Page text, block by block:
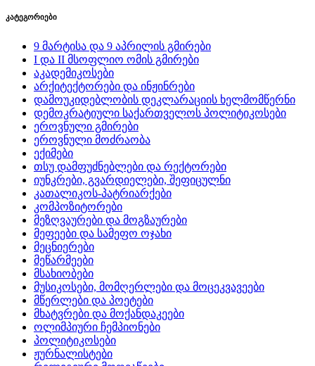
კატეგორიები
9 მარტისა და 9 აპრილის გმირები
I და II მსოფლიო ომის გმირები
აკადემიკოსები
არქიტექტორები და ინჟინრები
დამოუკიდებლობის დეკლარაციის ხელმომწერნი
დემოკრატიული საქართველოს პოლიტიკოსები
ეროვნული გმირები
ეროვნული მოძრაობა
ექიმები
თსუ დამფუძნებლები და რექტორები
იუნკრები, გვარდიელები, შეფიცულნი
კათალიკოს-პატრიარქები
კომპოზიტორები
მეზღვაურები და მოგზაურები
მეფეები და სამეფო ოჯახი
მეცნიერები
მეწარმეები
მსახიობები
მუსიკოსები, მომღერლები და მოცეკვავეები
მწერლები და პოეტები
მხატვრები და მოქანდაკეები
ოლიმპიური ჩემპიონები
პოლიტიკოსები
ჟურნალისტები